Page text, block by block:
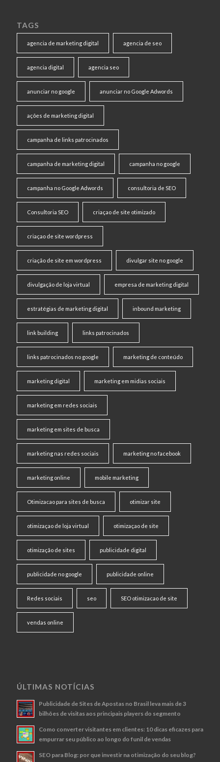
TAGS
agencia de marketing digital agencia de seo
agencia digital agencia seo
anunciar no google anunciar no Google Adwords
ações de marketing digital
campanha de links patrocinados
campanha de marketing digital campanha no google
campanha no Google Adwords consultoria de SEO
Consultoria SEO criaçao de site otimizado
criaçao de site wordpress
criação de site em wordpress divulgar site no google
divulgação de loja virtual empresa de marketing digital
estratégias de marketing digital inbound marketing
link building links patrocinados
links patrocinados no google marketing de conteúdo
marketing digital marketing em midias sociais
marketing em redes sociais
marketing em sites de busca
marketing nas redes sociais marketing no facebook
marketing online mobile marketing
Otimizacao para sites de busca otimizar site
otimizaçao de loja virtual otimizaçao de site
otimização de sites publicidade digital
publicidade no google publicidade online
Redes sociais seo SEO otimizacao de site
vendas online
ÚLTIMAS NOTÍCIAS
Publicidade de Sites de Apostas no Brasil leva mais de 3
bilhões de visitas aos principais players do segmento
Como converter visitantes em clientes: 10 dicas eficazes para
empurrar seu público ao longo do funil de vendas
SEO para Blog: por que investir na otimização do seu blog?